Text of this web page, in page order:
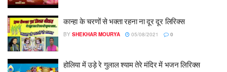
कान्हा के चरणों से भक्ता रहना ना दूर दूर लिरिक्स
BY SHEKHAR MOURYA 05/08/2021 0
होलिया में उड़े रे गुलाल श्याम तेरे मंदिर में भजन लिरिक्स